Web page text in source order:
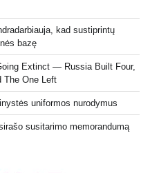
kad sustiprintų
bazę
Extinct — Russia Built Four,
The One Left
uniformos nurodymus
susitarimo memorandumą